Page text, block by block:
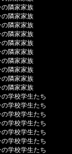
隣家家族
隣家家族
隣家家族
隣家家族
隣家家族
隣家家族
隣家家族
隣家家族
隣家家族
隣家家族
学校学生たち
学校学生たち
校学生たち
学校学生たち
学校学生たち
学校学生たち
学校学生たち